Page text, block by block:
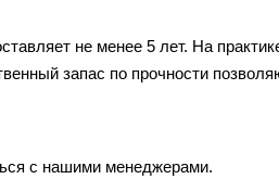
не менее 5 лет. На
запас по прочности
с нашими менеджерами.